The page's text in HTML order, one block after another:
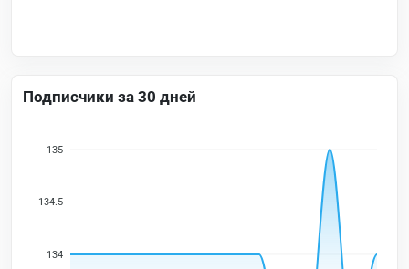
Подписчики за 30 дней
135
134.5
134